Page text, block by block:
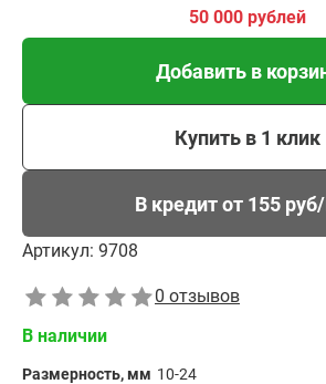
50 000 рублей
Добавить в
Купить в 1 клик
В кредит от 155
Артикул: 9708
0 отзывов
В наличии
Размерность, мм 10-24